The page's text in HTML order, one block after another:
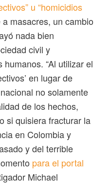
u “homicidios
masacres, un cambio
nada bien
civil y
“Al utilizar el
en lugar de
no solamente
de los hechos,
si quisiera fracturar la
en Colombia y
y del terrible
para el portal
Michael